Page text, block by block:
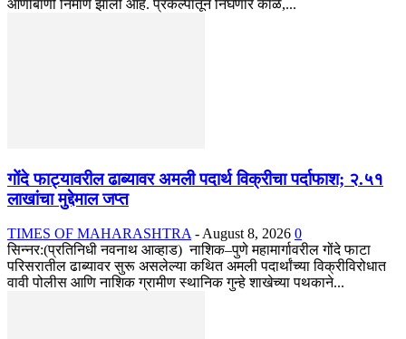
आणीबाणी निर्माण झाली आहे. प्रकल्पातून निघणारे काळे,...
गोंदे फाट्यावरील ढाब्यावर अमली पदार्थ विक्रीचा पर्दाफाश; २.५१
लाखांचा मुद्देमाल जप्त
TIMES OF MAHARASHTRA - August 8, 2026 0
सिन्नर:(प्रतिनिधी नवनाथ आव्हाड) नाशिक–पुणे महामार्गावरील गोंदे फाटा
परिसरातील ढाब्यावर सुरू असलेल्या कथित अमली पदार्थांच्या विक्रीविरोधात
वावी पोलीस आणि नाशिक ग्रामीण स्थानिक गुन्हे शाखेच्या पथकाने...